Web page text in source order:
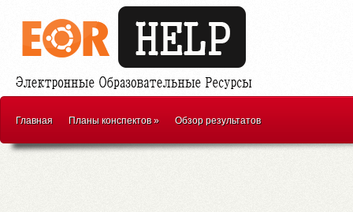
Главная Планы конспектов» Обзор результатов